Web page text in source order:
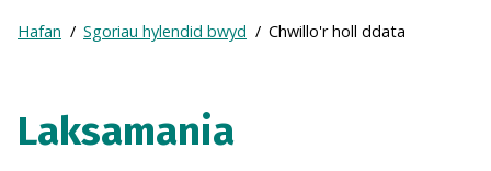
Frontpage
Breadcrumb
Expand
breadcrumb
Hafan Sgoriau hylendid bwyd Chwillo'r holl ddata
Laksamania